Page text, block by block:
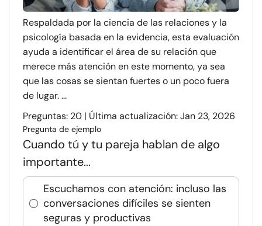
Respaldada por la ciencia de las relaciones y la
psicología basada en la evidencia, esta evaluación
ayuda a identificar el área de su relación que
merece más atención en este momento, ya sea
que las cosas se sientan fuertes o un poco fuera
de lugar. ...
Preguntas: 20 | Última actualización: Jan 23, 2026
Pregunta de ejemplo
Cuando tú y tu pareja hablan de algo
importante...
Escuchamos con atención: incluso las
conversaciones difíciles se sienten
seguras y productivas